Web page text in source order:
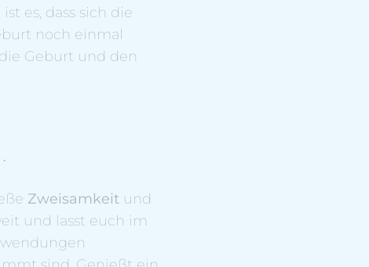
es, dass sich die
noch einmal
Geburt und den
Zweisamkeit und
und lasst euch im